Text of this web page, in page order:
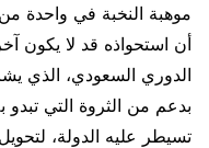
موهبة النخبة في واحدة
أن استحواذه قد لا يكون
الدوري السعودي، الذي
بدعم من الثروة التي تبدو
تسيطر عليه الدولة،